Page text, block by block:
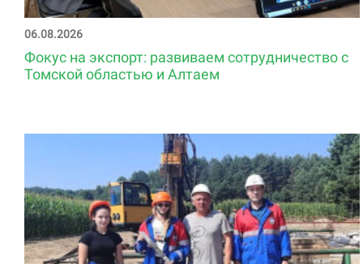
06.08.2026
Фокус на экспорт: развиваем сотрудничество с
Томской областью и Алтаем